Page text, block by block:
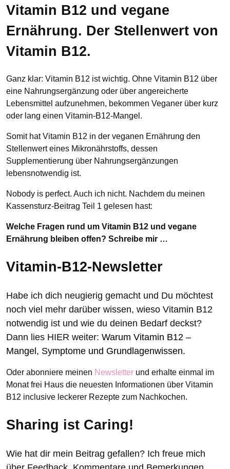
Vitamin B12 und vegane
Ernährung. Der Stellenwert von
Vitamin B12.
Ganz klar: Vitamin B12 ist wichtig. Ohne Vitamin B12 über
eine Nahrungsergänzung oder über angereicherte
Lebensmittel aufzunehmen, bekommen Veganer über kurz
oder lang einen Vitamin-B12-Mangel.
Somit hat Vitamin B12 in der veganen Ernährung den
Stellenwert eines Mikronährstoffs, dessen
Supplementierung über Nahrungsergänzungen
lebensnotwendig ist.
Nobody is perfect. Auch ich nicht. Nachdem du meinen
Kassensturz-Beitrag Teil 1 gelesen hast:
Welche Fragen rund um Vitamin B12 und vegane
Ernährung bleiben offen? Schreibe mir …
Vitamin-B12-Newsletter
Habe ich dich neugierig gemacht und Du möchtest
noch viel mehr darüber wissen, wieso Vitamin B12
notwendig ist und wie du deinen Bedarf deckst?
Dann lies HIER weiter: Warum Vitamin B12 –
Mangel, Symptome und Grundlagenwissen.
Oder abonniere meinen Newsletter und erhalte einmal im
Monat frei Haus die neuesten Informationen über Vitamin
B12 inclusive leckerer Rezepte zum Nachkochen.
Sharing ist Caring!
Wie hat dir mein Beitrag gefallen? Ich freue mich